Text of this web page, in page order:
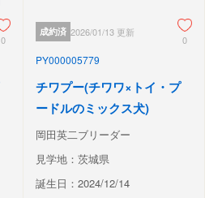
0
成約済 2026/01/13 更新
0
PY000005779
チワプー(チワワ×トイ・プ
ードルのミックス犬)
岡田英二ブリーダー
見学地：茨城県
誕生日：2024/12/14